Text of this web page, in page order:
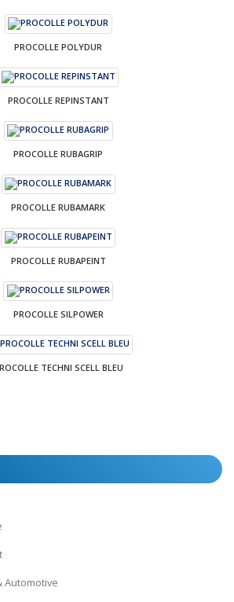
PROCOLLE POLYDUR
PROCOLLE REPINSTANT
PROCOLLE RUBAGRIP
PROCOLLE RUBAMARK
PROCOLLE RUBAPEINT
PROCOLLE SILPOWER
TECHNI SCELL BLEU
Automotive